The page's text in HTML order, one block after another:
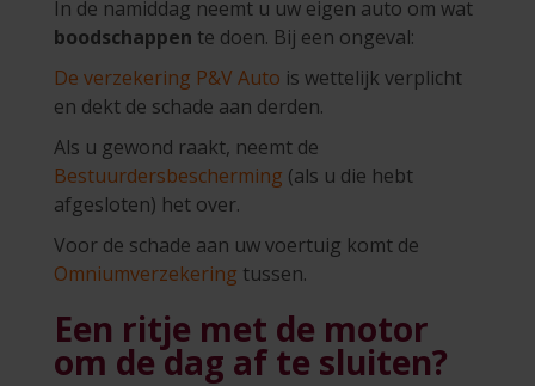
In de namiddag neemt u uw eigen auto om wat
boodschappen te doen. Bij een ongeval:
De verzekering P&V Auto is wettelijk verplicht
en dekt de schade aan derden.
Als u gewond raakt, neemt de
Bestuurdersbescherming (als u die hebt
afgesloten) het over.
Voor de schade aan uw voertuig komt de
Omniumverzekering tussen.
Een ritje met de motor
om de dag af te sluiten?